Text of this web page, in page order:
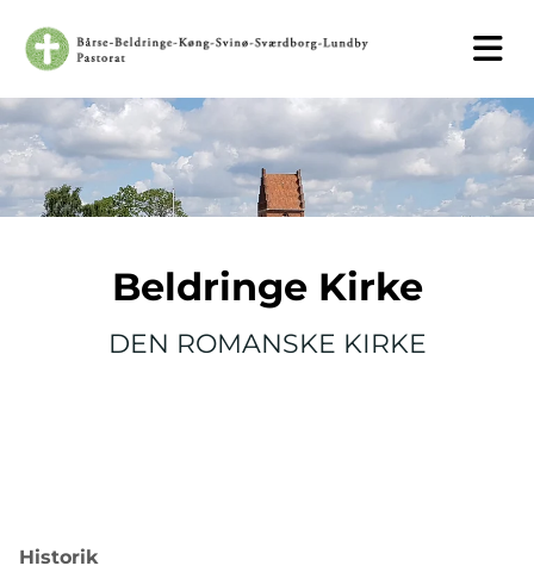
Beldringe Kirke
DEN ROMANSKE KIRKE
Historik